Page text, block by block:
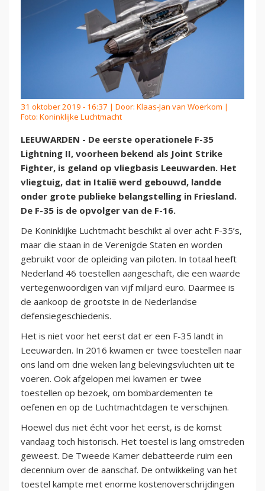
31 oktober 2019 - 16:37 | Door: Klaas-Jan van Woerkom |
Foto: Koninklijke Luchtmacht
LEEUWARDEN - De eerste operationele F-35
Lightning II, voorheen bekend als Joint Strike
Fighter, is geland op vliegbasis Leeuwarden. Het
vliegtuig, dat in Italië werd gebouwd, landde
onder grote publieke belangstelling in Friesland.
De F-35 is de opvolger van de F-16.
De Koninklijke Luchtmacht beschikt al over acht F-35’s,
maar die staan in de Verenigde Staten en worden
gebruikt voor de opleiding van piloten. In totaal heeft
Nederland 46 toestellen aangeschaft, die een waarde
vertegenwoordigen van vijf miljard euro. Daarmee is
de aankoop de grootste in de Nederlandse
defensiegeschiedenis.
Het is niet voor het eerst dat er een F-35 landt in
Leeuwarden. In 2016 kwamen er twee toestellen naar
ons land om drie weken lang belevingsvluchten uit te
voeren. Ook afgelopen mei kwamen er twee
toestellen op bezoek, om bombardementen te
oefenen en op de Luchtmachtdagen te verschijnen.
Hoewel dus niet écht voor het eerst, is de komst
vandaag toch historisch. Het toestel is lang omstreden
geweest. De Tweede Kamer debatteerde ruim een
decennium over de aanschaf. De ontwikkeling van het
toestel kampte met enorme kostenoverschrijdingen